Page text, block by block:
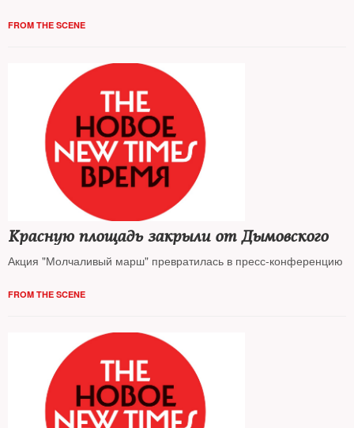
FROM THE SCENE
Красную площадь закрыли от Дымовского
Акция "Молчаливый марш" превратилась в пресс-конференцию
FROM THE SCENE